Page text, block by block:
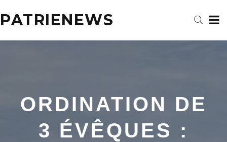
PATRIENEWS
ORDINATION DE
3 ÉVÊQUES :